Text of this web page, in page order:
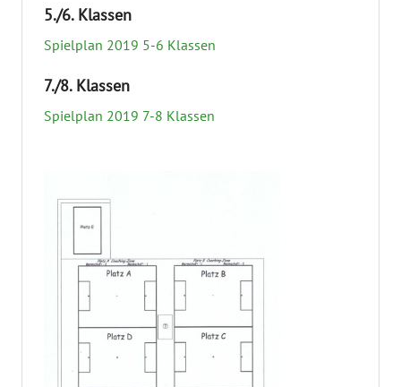
5./6. Klassen
Spielplan 2019 5-6 Klassen
7./8. Klassen
Spielplan 2019 7-8 Klassen